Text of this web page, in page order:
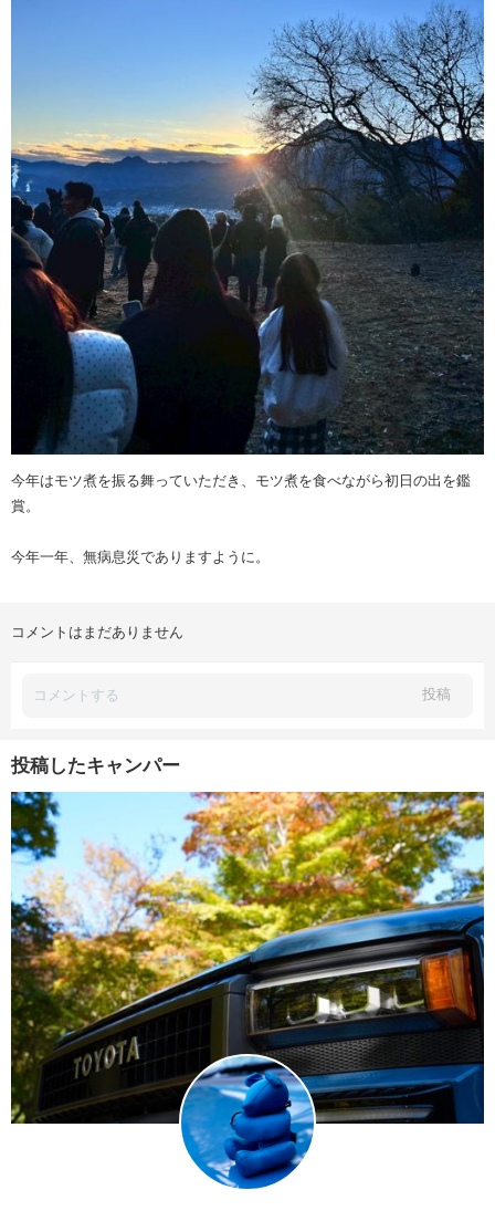
今年はモツ煮を振る舞っていただき、モツ煮を食べながら初日の出を鑑
賞。
今年一年、無病息災でありますように。
コメントはまだありません
投稿
投稿したキャンパー